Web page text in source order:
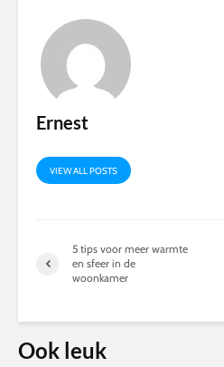
Ernest
VIEW ALL POSTS
5 tips voor meer warmte
en sfeer in de
woonkamer
Ook leuk